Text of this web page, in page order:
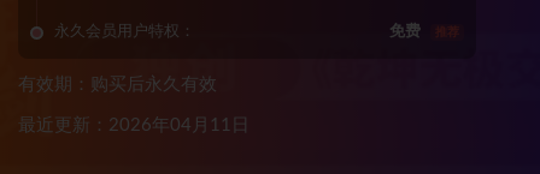
永久会员用户特权： 免费 推荐
有效期：购买后永久有效
最近更新：2026年04月11日